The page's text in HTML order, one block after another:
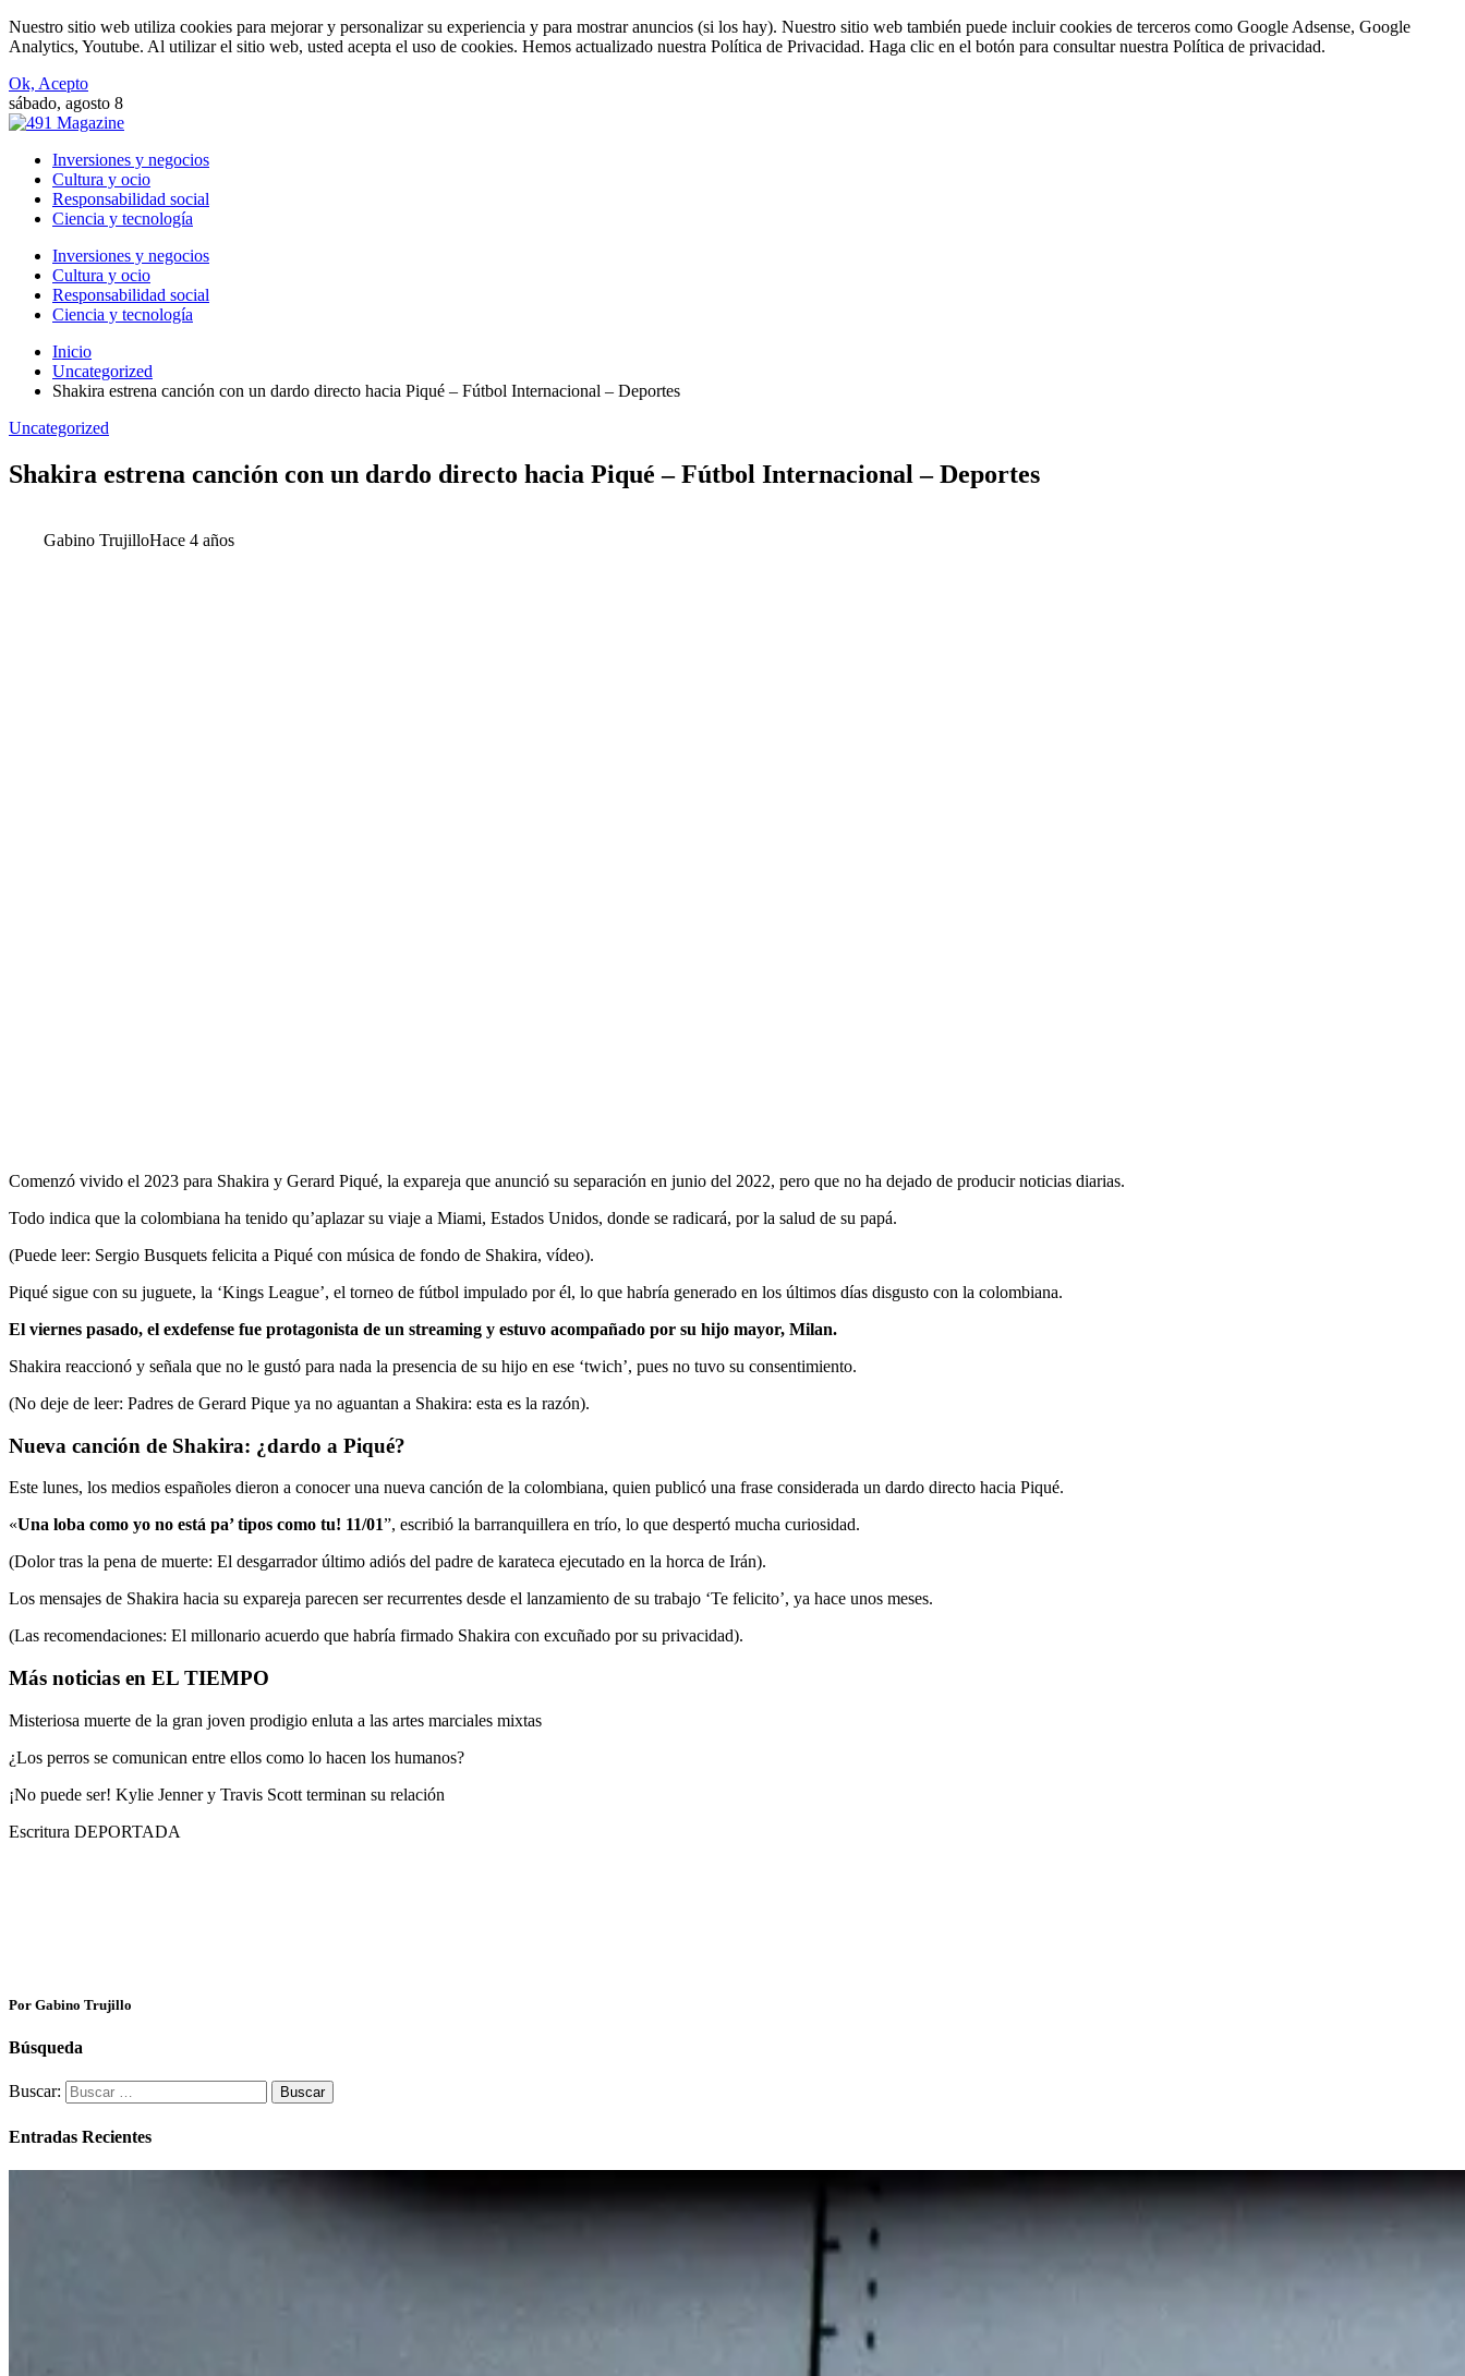
Nuestro sitio web utiliza cookies para mejorar y personalizar su experiencia y para mostrar anuncios (si los hay). Nuestro sitio web también puede incluir cookies de terceros como Google Adsense, Google
Analytics, Youtube. Al utilizar el sitio web, usted acepta el uso de cookies. Hemos actualizado nuestra Política de Privacidad. Haga clic en el botón para consultar nuestra Política de privacidad.
Ok, Acepto
sábado, agosto 8
Inversiones y negocios
Cultura y ocio
Responsabilidad social
Ciencia y tecnología
Inversiones y negocios
Cultura y ocio
Responsabilidad social
Ciencia y tecnología
Inicio
Uncategorized
Shakira estrena canción con un dardo directo hacia Piqué – Fútbol Internacional – Deportes
Uncategorized
Shakira estrena canción con un dardo directo hacia Piqué – Fútbol Internacional – Deportes
Gabino TrujilloHace 4 años
Comenzó vivido el 2023 para Shakira y Gerard Piqué, la expareja que anunció su separación en junio del 2022, pero que no ha dejado de producir noticias diarias.
Todo indica que la colombiana ha tenido qu’aplazar su viaje a Miami, Estados Unidos, donde se radicará, por la salud de su papá.
(Puede leer: Sergio Busquets felicita a Piqué con música de fondo de Shakira, vídeo).
Piqué sigue con su juguete, la ‘Kings League’, el torneo de fútbol impulado por él, lo que habría generado en los últimos días disgusto con la colombiana.
El viernes pasado, el exdefense fue protagonista de un streaming y estuvo acompañado por su hijo mayor, Milan.
Shakira reaccionó y señala que no le gustó para nada la presencia de su hijo en ese ‘twich’, pues no tuvo su consentimiento.
(No deje de leer: Padres de Gerard Pique ya no aguantan a Shakira: esta es la razón).
Nueva canción de Shakira: ¿dardo a Piqué?
Este lunes, los medios españoles dieron a conocer una nueva canción de la colombiana, quien publicó una frase considerada un dardo directo hacia Piqué.
«Una loba como yo no está pa’ tipos como tu! 11/01”, escribió la barranquillera en trío, lo que despertó mucha curiosidad.
(Dolor tras la pena de muerte: El desgarrador último adiós del padre de karateca ejecutado en la horca de Irán).
Los mensajes de Shakira hacia su expareja parecen ser recurrentes desde el lanzamiento de su trabajo ‘Te felicito’, ya hace unos meses.
(Las recomendaciones: El millonario acuerdo que habría firmado Shakira con excuñado por su privacidad).
Más noticias en EL TIEMPO
Misteriosa muerte de la gran joven prodigio enluta a las artes marciales mixtas
¿Los perros se comunican entre ellos como lo hacen los humanos?
¡No puede ser! Kylie Jenner y Travis Scott terminan su relación
Escritura DEPORTADA
Por Gabino Trujillo
Búsqueda
Buscar:
Entradas Recientes